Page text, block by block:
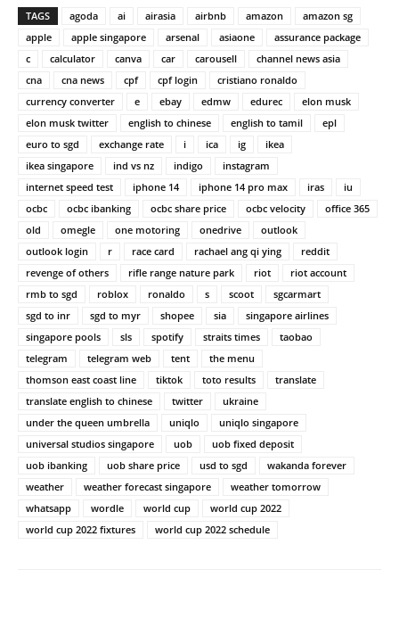
TAGS agoda ai airasia airbnb amazon
amazon sg
apple
apple singapore arsenal asiaone
assurance package
c
calculator canva car carousell
channel news asia
cna
cna news cpf cpf login
cristiano ronaldo
currency converter
e ebay edmw edurec
elon musk
elon musk twitter
english to chinese english to tamil
epl
euro to sgd
exchange rate i ica ig
ikea
ikea singapore
ind vs nz indigo
instagram
internet speed test
iphone 14 iphone 14 pro max iras
iu
ocbc
ocbc ibanking ocbc share price ocbc velocity
office 365
old
omegle one motoring onedrive
outlook
outlook login
r race card rachael ang qi ying
reddit
revenge of others
rifle range nature park riot
riot account
rmb to sgd
roblox ronaldo s scoot
sgcarmart
sgd to inr
sgd to myr shopee sia
singapore airlines
singapore pools
sls spotify straits times
taobao
telegram
telegram web tent
the menu
thomson east coast line
tiktok toto results
translate
translate english to chinese
twitter
ukraine
under the queen umbrella
uniqlo
uniqlo singapore
universal studios singapore
uob
uob fixed deposit
uob ibanking
uob share price usd to sgd
wakanda forever
weather
weather forecast singapore
weather tomorrow
whatsapp
wordle world cup
world cup 2022
world cup 2022 fixtures
world cup 2022 schedule